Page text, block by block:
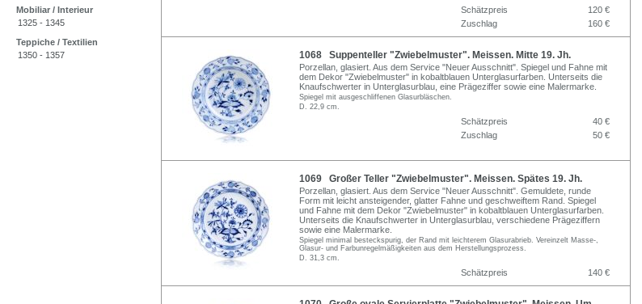
Mobiliar / Interieur
1325 - 1345
Teppiche / Textilien
1350 - 1357
Schätzpreis
120 €
Zuschlag
160 €
1068 Suppenteller "Zwiebelmuster". Meissen. Mitte 19. Jh.
Porzellan, glasiert. Aus dem Service "Neuer Ausschnitt". Spiegel und Fahne mit
dem Dekor "Zwiebelmuster" in kobaltblauen Unterglasurfarben. Unterseits die
Knaufschwerter in Unterglasurblau, eine Prägeziffer sowie eine Malermarke.
Spiegel mit ausgeschliffenen Glasurbläschen.
D. 22,9 cm.
Schätzpreis
40 €
Zuschlag
50 €
1069 Großer Teller "Zwiebelmuster". Meissen. Spätes 19. Jh.
Porzellan, glasiert. Aus dem Service "Neuer Ausschnitt". Gemuldete, runde
Form mit leicht ansteigender, glatter Fahne und geschweiftem Rand. Spiegel
und Fahne mit dem Dekor "Zwiebelmuster" in kobaltblauen Unterglasurfarben.
Unterseits die Knaufschwerter in Unterglasurblau, verschiedene Prägeziffern
sowie eine Malermarke.
Spiegel minimal besteckspurig, der Rand mit leichterem Glasurabrieb. Vereinzelt Masse-,
Glasur- und Farbunregelmäßigkeiten aus dem Herstellungsprozess.
D. 31,3 cm.
Schätzpreis 140 €